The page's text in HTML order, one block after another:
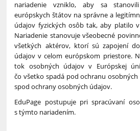
nariadenie vzniklo, aby sa
európskych štátov na správne a
údajov fyzických osôb tak, aby platilo
Nariadenie stanovuje všeobecné
všetkých aktérov, ktorí sú zapojení
údajov v celom európskom priestore.
tok osobných údajov v Európskej
čo všetko spadá pod ochranu
spod ochrany osobných údajov.
EduPage postupuje pri spracúvaní
s týmto nariadením.